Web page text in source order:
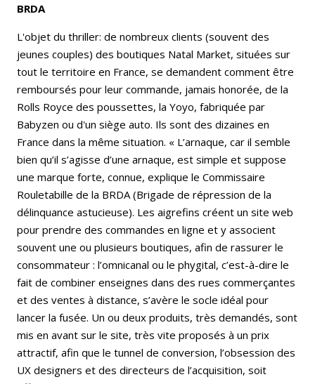
BRDA
L'objet du thriller: de nombreux clients (souvent des
jeunes couples) des boutiques Natal Market, situées sur
tout le territoire en France, se demandent comment être
remboursés pour leur commande, jamais honorée, de la
Rolls Royce des poussettes, la Yoyo, fabriquée par
Babyzen ou d'un siège auto. Ils sont des dizaines en
France dans la même situation. « L’arnaque, car il semble
bien qu’il s’agisse d’une arnaque, est simple et suppose
une marque forte, connue, explique le Commissaire
Rouletabille de la BRDA (Brigade de répression de la
délinquance astucieuse). Les aigrefins créent un site web
pour prendre des commandes en ligne et y associent
souvent une ou plusieurs boutiques, afin de rassurer le
consommateur : l’omnicanal ou le phygital, c’est-à-dire le
fait de combiner enseignes dans des rues commerçantes
et des ventes à distance, s’avère le socle idéal pour
lancer la fusée. Un ou deux produits, très demandés, sont
mis en avant sur le site, très vite proposés à un prix
attractif, afin que le tunnel de conversion, l’obsession des
UX designers et des directeurs de l’acquisition, soit